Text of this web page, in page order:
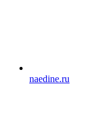
naedine.ru